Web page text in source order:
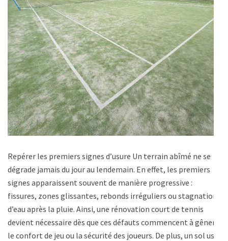
Repérer les premiers signes d’usure Un terrain abîmé ne se
dégrade jamais du jour au lendemain. En effet, les premiers
signes apparaissent souvent de manière progressive :
fissures, zones glissantes, rebonds irréguliers ou stagnation
d’eau après la pluie. Ainsi, une rénovation court de tennis
devient nécessaire dès que ces défauts commencent à gêner
le confort de jeu ou la sécurité des joueurs. De plus, un sol usé